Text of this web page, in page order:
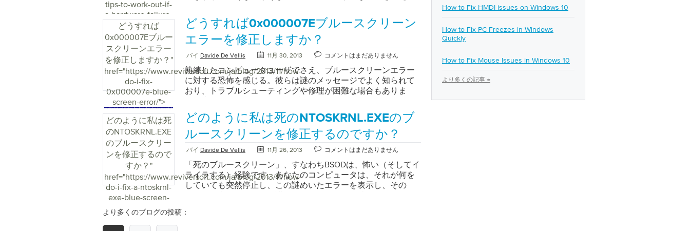
す。上記の画像では、このエラーのイベントIDは「12」です。
詳細の説明に記載されている問題の特定に問題がある場合は、
イベントIDをGoogleに報告して、問題の原因と解決方法を判断
できます。さまざまなIDの情報とソリューションを集約する便
利なWebサイトは、 EventID.netです。このサイトでは簡単なエ
ラーイベントの検索が可能になり、問題の原因となる可能性の
ある詳細な説明も表示されます。
のイベントを調べたりすることができます。 「Windows 8のイ
ベントビューアのレイアウトは、以前のバージョンよりもかな
りクリーンです」 VistaとXPでは洗練されたインターフェースが
少なく、情報が氾濫しています。 “XPのようなWindowsの古い
バージョンのイベントビューアはナビゲートするのがずっと難
しい” エラーやイベントの一部は、わかりにくいか重大に聞こえ
るかもしれません。マイクロソフトの専門家は、コンピュータ
に特定の問題がある場合、ユーザーはエラーやイベントについ
て心配するように勧めます。多くの場合、リストされているす
ベントビューアに表示される情報の量がわかると、どのエラー
が問題に関連しているかをすぐに判断できない場合がありま
す。エラーやイベントのタイトルは明確ではないかもしれませ
んし、単純に並べ替えるには多すぎるかもしれません。イベン
トビューアには、イベントが発生した日時も表示されます。問
題がいつ発生したのかを考えて、その時間帯に発生したエラー
を探すと役に立ちます。それは、あなたが一つずつそれらのす
べてを調べるように強制するのではなく、一握りの誤りに焦点
があるかもしれませんが、プログラムのエラーの名前が原因で
ォーマンスとメンテナンス]をクリックします。 [管理ツール]を
ベントビューアを見つけてクリックします。 WindowsVistaおよ
びWindows7でイベントビューアにアクセスするには：スタート
ボタンをクリックします。コントロールパネルをクリックしま
す。 [システムとセキュリティ]をクリックします。 [管理ツール]
をクリックします。 [イベントビューア]をクリックします。
Windows8およびWindows10でイベントビューアにアクセスする
には： Windowsキーを押します。 「イベントの表示」と入力し
ます。 Enterキーを押します。イベントビューアにアクセスする
セスは、すべてのバージョンのWindowsで同じです。これをす
る：ウィンドウの左側にある[ Windowsログ]を選択します。いく
つかのサブカテゴリが表示されます。これらのカテゴリのいず
れかを選択すると、画面の中央に一連のイベントログが表示さ
れます。 BSODエラーはすべて「エラー」としてリストされま
す。見つかったエラーをダブルクリックして調査します。ここ
では、エラーに関する関連情報が表示されます。多くの場合、
これは単にエラーによって報告されたSTOPコードを表示しま
ーを使用して、これらのエラーに関する情報を確認し、原因へ
までF8キーを繰り返し押します。 「Windows 8リカバリ画面」
[リカバリ]画面で、[ 高度な修復オプションを参照]を選択しま
す。 次の画面には、3つのオプションが表示されます。 [ トラブ
ルシューティング]を選択します。 “セーフモードでブートする
Windows 8 Trobleshootオプション” 次の画面には3つのオプショ
ンが表示されます。 [ 詳細オプション]を選択します 。 「セーフ
モードで起動するWindows 8の詳細オプション」 [詳細オプショ
ン]画面には、いくつかの異なる修復オプションと起動オプショ
。 「セーフモードで起動するWindows 8スタートアップオプシ
ョン」 Windowsのスタートアップ設定画面では、下部の再起動
オプションをクリックするだけです。 「セーフモードで
Windows 8を起動するために再起動する」 お使いのPCが再起動
し、拡張ブートオプションメニューが表示されます。 このメニ
ューは、以前のオペレーティングシステムの以前のセーフモー
ドオプションに似ているので、少し慣れ親しんだように見える
かもしれません。いくつかのセーフモードオプションを含むい
くつかのオプションが表示されます。 セーフモードと表示され
す。 「Windows 8のセーフモードオプション」 Windows 8 Safe
す。 お使いの機器がHDMIポートからの音声出力をサポートして
いることを確認してください。 それは不愉快な驚きかもしれま
せんが、HDMIポートを持つすべてのコンピュータがポートを介
してオーディオを通過するわけではありません。ケースのモデ
ル番号のステッカーがないか確認してください。 HMDIオーディ
オをサポートするかどうかは、このモデルをメーカーのWebサ
イトで確認してください。わからない場合は、テクニカルサポ
ートでモデル番号をお知らせください。 お使いのコンピュータ
ュータからテレビを見ることができます。一部のテレビは、一
般的なPCビデオ出力の1つを介してビデオをサポートし、オーデ
ィオを提供するためにヘッドホンジャックを使用することがで
きます。また、小型のUSB-HDMIボックスを購入することもでき
ます。これらは基本的に外部ビデオカードで、ビデオリンクを
処理するためにコンピュータにインストールすることができま
す。 オーディオデバイスにHDMI出力が設定されていることを確
認してください。 ボリュームアイコンを探します。ほとんどの
生デバイスを選択します。 リストでHDMIオーディオを選択し、
tips-to-work-out-if-
a-hardware-failure-
is-causing-your-
computer-
problems/">
惑しています。おなじみの音ですか？あなたは、ブルースクリ
ーン、ハードドライブが恐ろしい騒音を出すようになったり、
コンピュータの電源を入れたときにビープ音が鳴ったりしま
す。うまくいけば、それはドライバーやソフトウェアのアップ
デートのような単純なものですが、おそらくハードウェアの障
害が発生する可能性があります。 どうすれば問題があるのか​​理
解できますか？ ありがたいことに、ソフトウェアやドライバ関
連の問題はハードウェアの故障と誤診されることがよくありま
すので、トラブルシューティングを開始するのに適していま
ョンで修正を開始することができます。 ドライバの問題オペレ
ーティングシステムを更新またはアップグレードする前に、コ
ンピュータが正常に動作していましたか？特定のハードウェア
コンポーネント用のドライバが、コンピュータの変更に応じて
正しく動作しない可能性があります。ドライバーはハードウェ
アコンポーネントにコンピューターとの対話方法を伝えるの
で、ドライバーが古くなった場合、ハードウェアが正常に動作
しないか、まったく動作しないことがあります。正しいドライ
ネントには、グラフィックスカードとサウンドカードが含まれ
どうすれば
0x000007Eブルー
スクリーンエラー
を修正しますか？ "
href="https://www.reviversoft.com/ja/blog/2013/11/how-
do-i-fix-
0x000007e-blue-
screen-error/">
どうすれば0x000007Eブルースクリーン
エラーを修正しますか？
バイ Davide De Vellis 11月 30, 2013 コメントはまだありません
熟練したコンピュータユーザでさえ、ブルースクリーンエラー
に対する恐怖を感じる。彼らは謎のメッセージでよく知られて
おり、トラブルシューティングや修理が困難な場合もありま
ていれば、あなたは戦闘の中で最も難しい部分を獲得しまし
た。 0x0000007Eエラーが発生したことがわかったので、簡単
に修正することができます。 ハードドライブに問題がないかチ
ェックしてください。 これは、ハードドライブに問題が発生し
た場合の非常に一般的なエラーです。スタートメニューから、
またはWindowsとEのキーを同時に押して、 マイコンピュータ
を起動します。あなたはあなたのC：ドライブを見てみたいで
す。この画面にスペース（または容量）ゲージが表示されない
場合は、右クリックして[ プロパティ ]を選択します 。このドラ
すが、容量に近づくまで問題に陥ってはいけません。ドライブ
どのように私は死
のNTOSKRNL.EXE
のブルースクリー
ンを修正するので
すか？ "
href="https://www.reviversoft.com/ja/blog/2013/11/how-
do-i-fix-a-ntoskrnl-
exe-blue-screen-
of-death/">
どのように私は死のNTOSKRNL.EXEのブ
ルースクリーンを修正するのですか？
バイ Davide De Vellis 11月 26, 2013 コメントはまだありません
「死のブルースクリーン」、すなわちBSODは、怖い（そしてイ
ライラする）経験です。あなたのコンピュータは、それが何を
していても突然停止し、この謎めいたエラーを表示し、その
は何かを得ることができません。幸いにも、いったんどのスク
より多くのブログの投稿：
How to Fix HMDI issues on Windows 10
How to Fix PC Freezes in Windows
Quickly
How to Fix Mouse Issues in Windows 10
より多くの記事 →